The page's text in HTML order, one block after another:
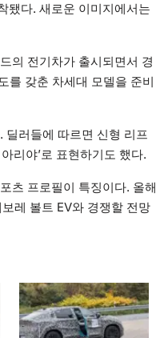
됐다. 새로운 이미지에서는
의 전기차가 출시되면서 경
를 갖춘 차세대 모델을 준비
딜러들에 따르면 신형 리프
리야’로 표현하기도 했다.
츠 프로필이 특징이다. 올해
레 볼트 EV와 경쟁할 전망